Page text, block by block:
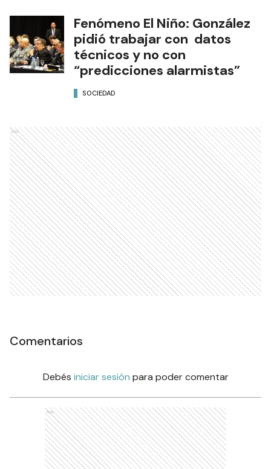
Fenómeno El Niño: González
pidió trabajar con datos
técnicos y no con
“predicciones alarmistas”
SOCIEDAD
Ads
Comentarios
Debés iniciar sesión para poder comentar
Ads